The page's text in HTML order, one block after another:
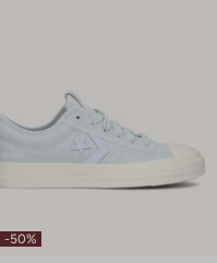
-50%